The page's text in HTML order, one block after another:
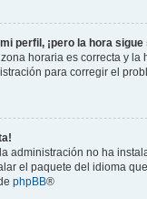
perfil, ¡pero la hora
horaria es correcta y
para corregir el
administración no ha
el paquete del idioma
phpBB®